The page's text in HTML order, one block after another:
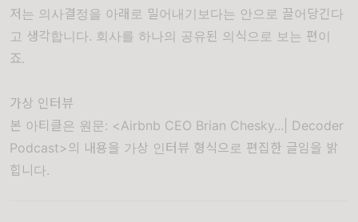
저는 의사결정을 아래로 밀어내기보다는 안으로 끌어당긴다
고 생각합니다. 회사를 하나의 공유된 의식으로 보는 편이
죠.
가상 인터뷰
본 아티클은 원문: <Airbnb CEO Brian Chesky...| Decoder
Podcast>의 내용을 가상 인터뷰 형식으로 편집한 글임을 밝
힙니다.